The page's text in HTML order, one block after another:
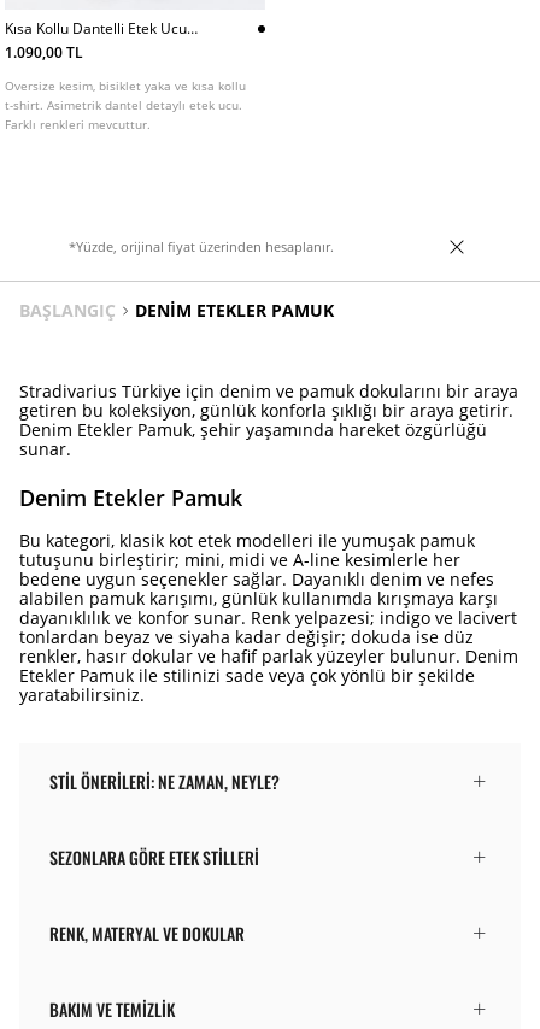
Kısa Kollu Dantelli Etek Ucu
Tshirt
1.090,00 TL
Oversize kesim, bisiklet yaka ve kısa kollu
t-shirt. Asimetrik dantel detaylı etek ucu.
Farklı renkleri mevcuttur.
*Yüzde, orijinal fiyat üzerinden hesaplanır.
BAŞLANGIÇ DENIM ETEKLER PAMUK
Stradivarius Türkiye için denim ve pamuk dokularını bir araya
getiren bu koleksiyon, günlük konforla şıklığı bir araya getirir.
Denim Etekler Pamuk, şehir yaşamında hareket özgürlüğü
sunar.
Denim Etekler Pamuk
Bu kategori, klasik kot etek modelleri ile yumuşak pamuk
tutuşunu birleştirir; mini, midi ve A-line kesimlerle her
bedene uygun seçenekler sağlar. Dayanıklı denim ve nefes
alabilen pamuk karışımı, günlük kullanımda kırışmaya karşı
dayanıklılık ve konfor sunar. Renk yelpazesi; indigo ve lacivert
tonlardan beyaz ve siyaha kadar değişir; dokuda ise düz
renkler, hasır dokular ve hafif parlak yüzeyler bulunur. Denim
Etekler Pamuk ile stilinizi sade veya çok yönlü bir şekilde
yaratabilirsiniz.
STIL ÖNERILERI: NE ZAMAN, NEYLE?
SEZONLARA GÖRE ETEK STILLERI
RENK, MATERYAL VE DOKULAR
BAKIM VE TEMIZLIK